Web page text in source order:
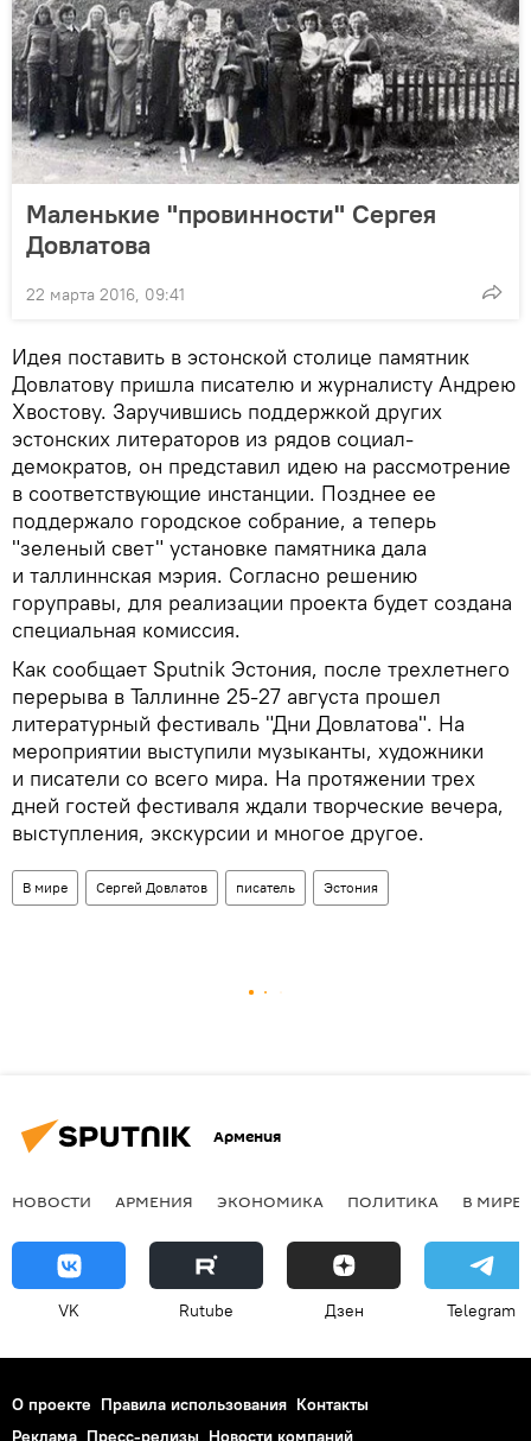
Маленькие "провинности" Сергея
Довлатова
22 марта 2016, 09:41
Идея поставить в эстонской столице памятник
Довлатову пришла писателю и журналисту Андрею
Хвостову. Заручившись поддержкой других
эстонских литераторов из рядов социал-
демократов, он представил идею на рассмотрение
в соответствующие инстанции. Позднее ее
поддержало городское собрание, а теперь
"зеленый свет" установке памятника дала
и таллиннская мэрия. Согласно решению
горуправы, для реализации проекта будет создана
специальная комиссия.
Как сообщает Sputnik Эстония, после трехлетнего
перерыва в Таллинне 25-27 августа прошел
литературный фестиваль "Дни Довлатова". На
мероприятии выступили музыканты, художники
и писатели со всего мира. На протяжении трех
дней гостей фестиваля ждали творческие вечера,
выступления, экскурсии и многое другое.
В мире Сергей Довлатов писатель Эстония
Армения
НОВОСТИ АРМЕНИЯ ЭКОНОМИКА ПОЛИТИКА В МИРЕ
VK Rutube Дзен Telegram
О проекте Правила использования Контакты
Реклама Пресс-релизы Новости компаний